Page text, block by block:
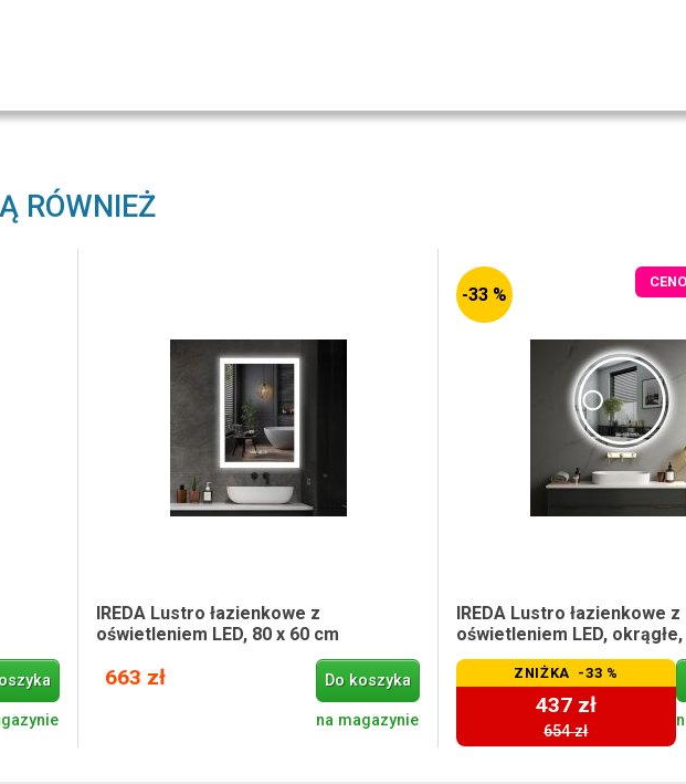
RÓWNIEŻ
IREDA Lustro łazienkowe z
oświetleniem LED, 80 x 60 cm
663 zł Do koszyka
na magazynie
-33 %
IREDA Lustro łazienkowe z
oświetleniem LED,
ZNIŻKA -33 %
437 zł
654 zł